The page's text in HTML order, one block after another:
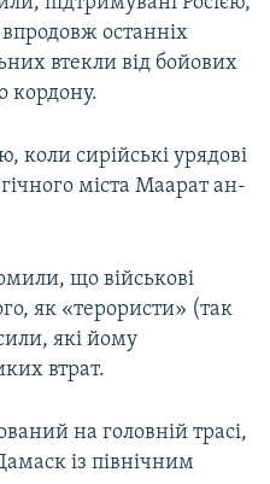
впродовж останніх
втекли від бойових
кордону.
коли сирійські урядові
міста Маарат ан-
що військові
як «терористи» (так
які йому
втрат.
на головній трасі,
із північним